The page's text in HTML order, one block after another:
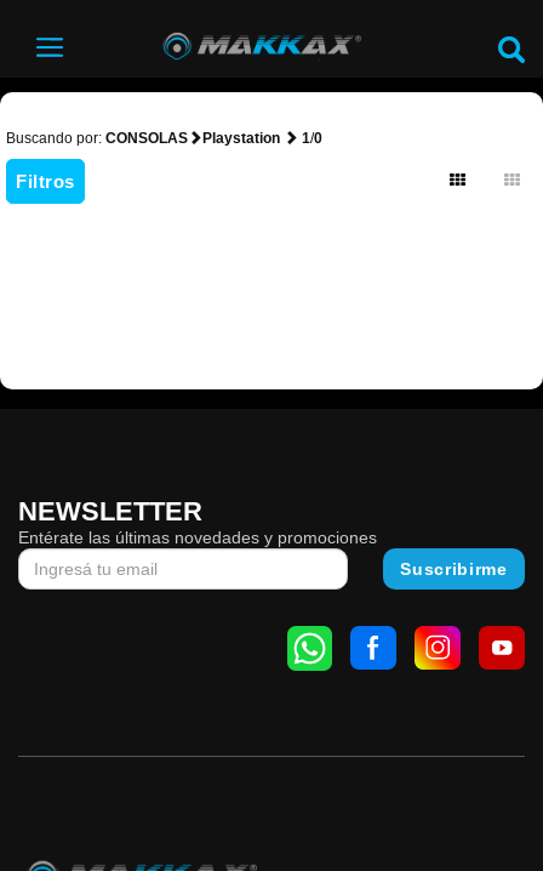
Buscando por: CONSOLAS Playstation 1/0
Filtros
NEWSLETTER
Entérate las últimas novedades y promociones